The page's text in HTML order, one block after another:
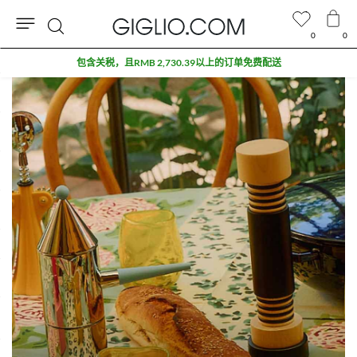
0 0
索
包含关税，且RMB 2,730.39以上的订单免费配送